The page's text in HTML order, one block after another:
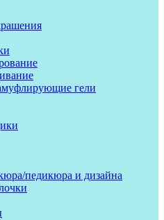
гели
педикюра и дизайна